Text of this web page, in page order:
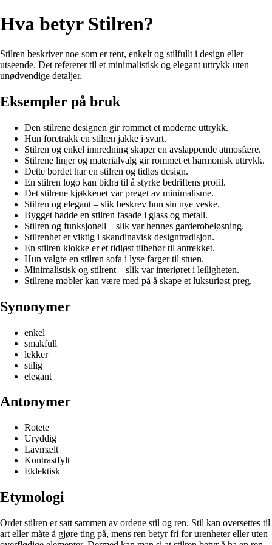
Hva betyr Stilren?
Stilren beskriver noe som er rent, enkelt og stilfullt i design eller
utseende. Det refererer til et minimalistisk og elegant uttrykk uten
unødvendige detaljer.
Eksempler på bruk
Den stilrene designen gir rommet et moderne uttrykk.
Hun foretrakk en stilren jakke i svart.
Stilren og enkel innredning skaper en avslappende atmosfære.
Stilrene linjer og materialvalg gir rommet et harmonisk uttrykk.
Dette bordet har en stilren og tidløs design.
En stilren logo kan bidra til å styrke bedriftens profil.
Det stilrene kjøkkenet var preget av minimalisme.
Stilren og elegant – slik beskrev hun sin nye veske.
Bygget hadde en stilren fasade i glass og metall.
Stilren og funksjonell – slik var hennes garderobeløsning.
Stilrenhet er viktig i skandinavisk designtradisjon.
En stilren klokke er et tidløst tilbehør til antrekket.
Hun valgte en stilren sofa i lyse farger til stuen.
Minimalistisk og stilrent – slik var interiøret i leiligheten.
Stilrene møbler kan være med på å skape et luksuriøst preg.
Synonymer
enkel
smakfull
lekker
stilig
elegant
Antonymer
Rotete
Uryddig
Lavmælt
Kontrastfylt
Eklektisk
Etymologi
Ordet stilren er satt sammen av ordene stil og ren. Stil kan oversettes til
art eller måte å gjøre ting på, mens ren betyr fri for urenheter eller uten